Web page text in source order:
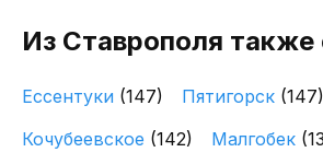
Из Ставрополя также
Ессентуки (147) Пятигорск (147)
Кочубеевское (142) Малгобек